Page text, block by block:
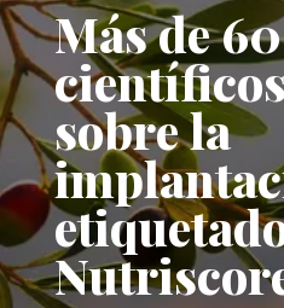
Más de 60
sobre la